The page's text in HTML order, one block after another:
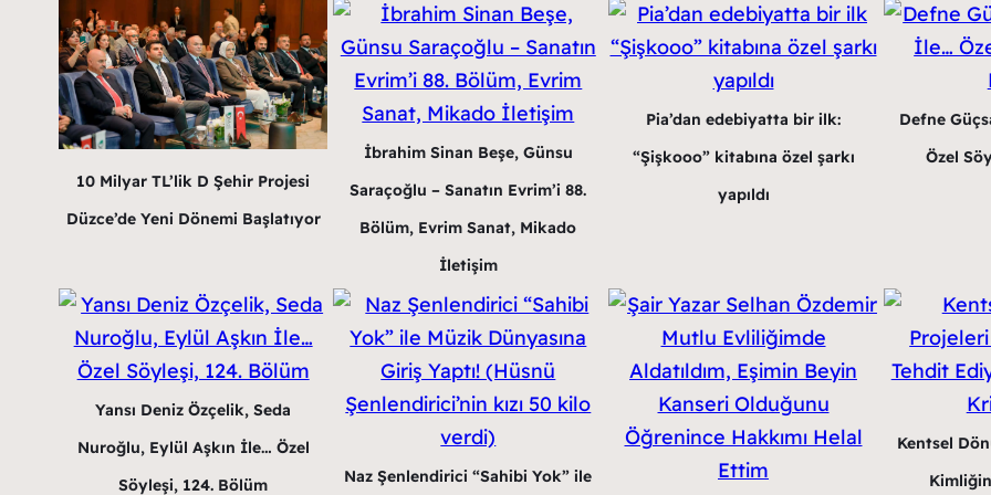
10 Milyar TL’lik D Şehir Projesi
Düzce’de Yeni Dönemi Başlatıyor
İbrahim Sinan Beşe, Günsu
Saraçoğlu – Sanatın Evrim’i 88.
Bölüm, Evrim Sanat, Mikado
İletişim
Pia’dan edebiyatta bir ilk:
“Şişkooo” kitabına özel şarkı
yapıldı
Defne
Özel
Yansı Deniz Özçelik, Seda
Nuroğlu, Eylül Aşkın İle… Özel
Söyleşi, 124. Bölüm
Naz Şenlendirici “Sahibi Yok” ile
Kentsel